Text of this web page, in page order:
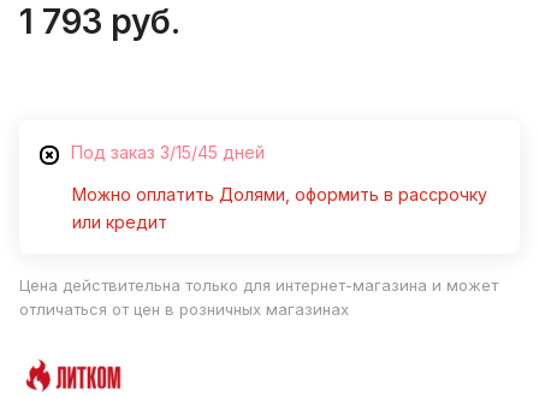
1 793 руб.
Под заказ 3/15/45 дней
Можно оплатить Долями, оформить в рассрочку
или кредит
Цена действительна только для интернет-магазина и может
отличаться от цен в розничных магазинах